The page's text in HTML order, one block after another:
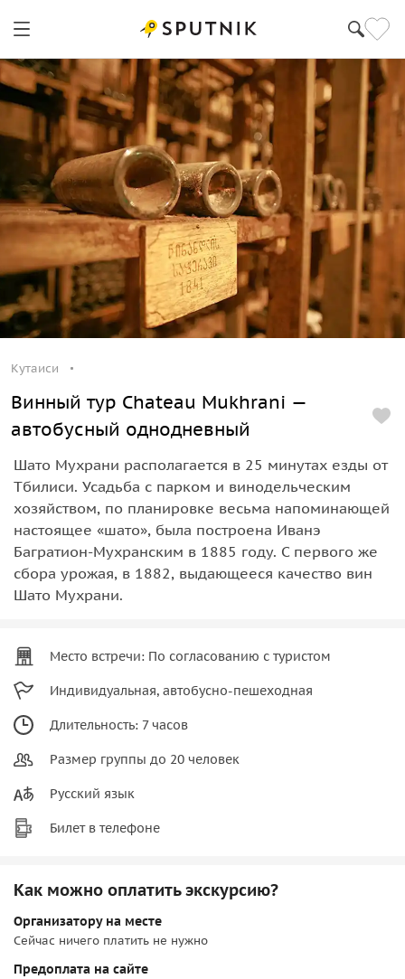
Кутаиси
Винный тур Chateau Mukhrani —
автобусный однодневный
Шато Мухрани располагается в 25 минутах езды от
Тбилиси. Усадьба с парком и винодельческим
хозяйством, по планировке весьма напоминающей
настоящее «шато», была построена Иванэ
Багратион-Мухранским в 1885 году. С первого же
сбора урожая, в 1882, выдающееся качество вин
Шато Мухрани.
Место встречи: По согласованию с туристом
Индивидуальная, автобусно-пешеходная
Длительность: 7 часов
Размер группы до 20 человек
Русский язык
Билет в телефоне
Как можно оплатить экскурсию?
Организатору на месте
Сейчас ничего платить не нужно
Предоплата на сайте